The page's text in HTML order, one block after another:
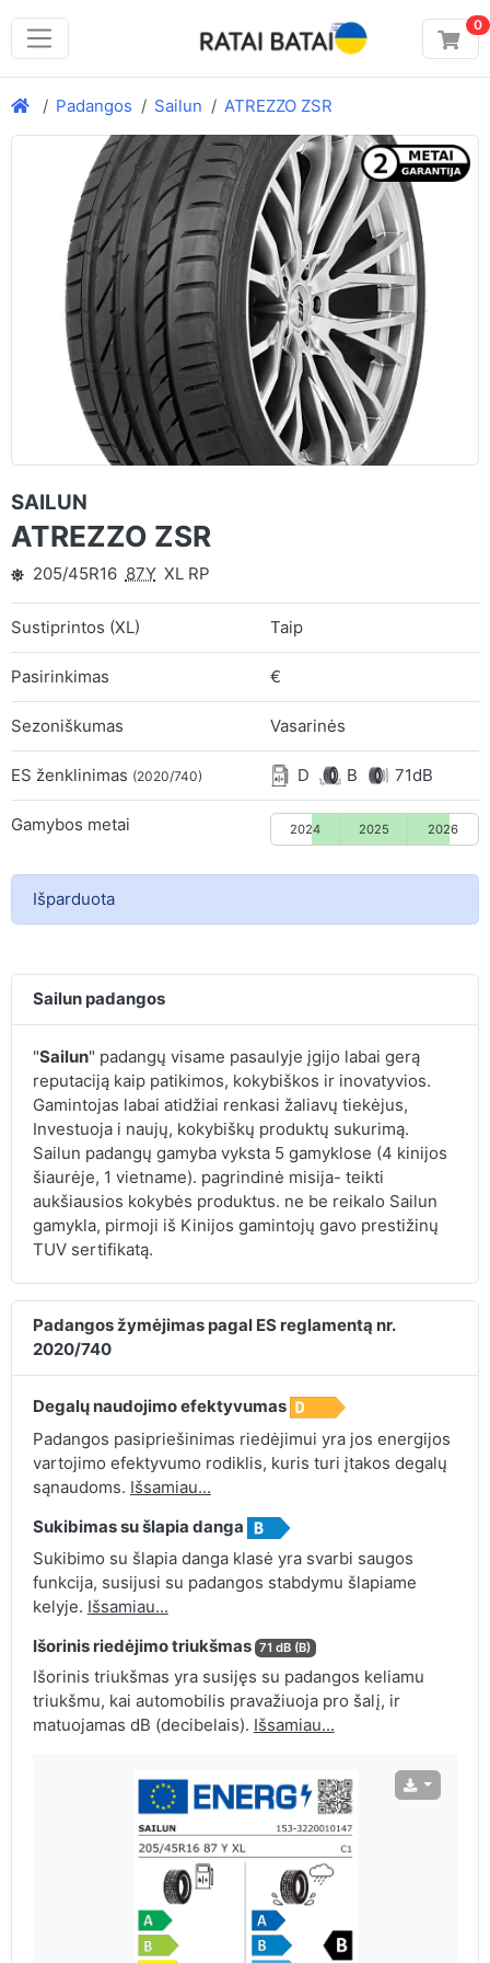
0
Padangos Sailun ATREZZO ZSR
SAILUN
ATREZZO ZSR
205/45R16 87Y XL RP
Sustiprintos (XL) Taip
Pasirinkimas €
Sezoniškumas Vasarinės
ES ženklinimas (2020/740) D B 71dB
Gamybos metai 2024 2025 2026
Išparduota
Sailun padangos
"Sailun" padangų visame pasaulyje įgijo labai gerą
reputaciją kaip patikimos, kokybiškos ir inovatyvios.
Gamintojas labai atidžiai renkasi žaliavų tiekėjus,
Investuoja i naujų, kokybiškų produktų sukurimą.
Sailun padangų gamyba vyksta 5 gamyklose (4 kinijos
šiaurėje, 1 vietname). pagrindinė misija- teikti
aukšiausios kokybės produktus. ne be reikalo Sailun
gamykla, pirmoji iš Kinijos gamintojų gavo prestižinų
TUV sertifikatą.
Padangos žymėjimas pagal ES reglamentą nr.
2020/740
Degalų naudojimo efektyvumas
Padangos pasipriešinimas riedėjimui yra jos energijos
vartojimo efektyvumo rodiklis, kuris turi įtakos degalų
sąnaudoms. Išsamiau...
Sukibimas su šlapia danga
Sukibimo su šlapia danga klasė yra svarbi saugos
funkcija, susijusi su padangos stabdymu šlapiame
kelyje. Išsamiau...
Išorinis riedėjimo triukšmas 71 dB (B)
Išorinis triukšmas yra susijęs su padangos keliamu
triukšmu, kai automobilis pravažiuoja pro šalį, ir
matuojamas dB (decibelais). Išsamiau...